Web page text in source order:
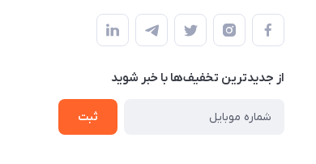
از جدید‌ترین تخفیف‌ها با‌ خبر شوید
ثبت